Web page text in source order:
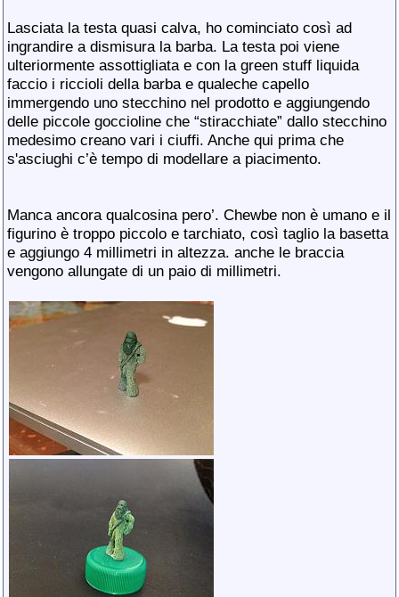
Lasciata la testa quasi calva, ho cominciato così ad
ingrandire a dismisura la barba. La testa poi viene
ulteriormente assottigliata e con la green stuff liquida
faccio i riccioli della barba e qualeche capello
immergendo uno stecchino nel prodotto e aggiungendo
delle piccole goccioline che “stiracchiate” dallo stecchino
medesimo creano vari i ciuffi. Anche qui prima che
s'asciughi c’è tempo di modellare a piacimento.
Manca ancora qualcosina pero’. Chewbe non è umano e il
figurino è troppo piccolo e tarchiato, così taglio la basetta
e aggiungo 4 millimetri in altezza. anche le braccia
vengono allungate di un paio di millimetri.